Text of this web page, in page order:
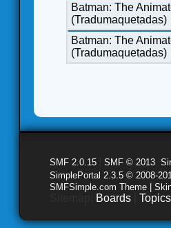
Batman: The
(Tradumaquetadas)
Batman: The
(Tradumaquetadas)
SMF 2.0.15 SMF © 2013
SimplePortal 2.3.5 © 2008-
SMFSimple.com Theme |
Boards Topics